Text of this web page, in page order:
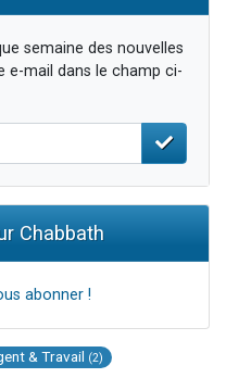
semaine des nouvelles
e-mail dans le champ ci-
Chabbath
abonner !
& Travail (2)